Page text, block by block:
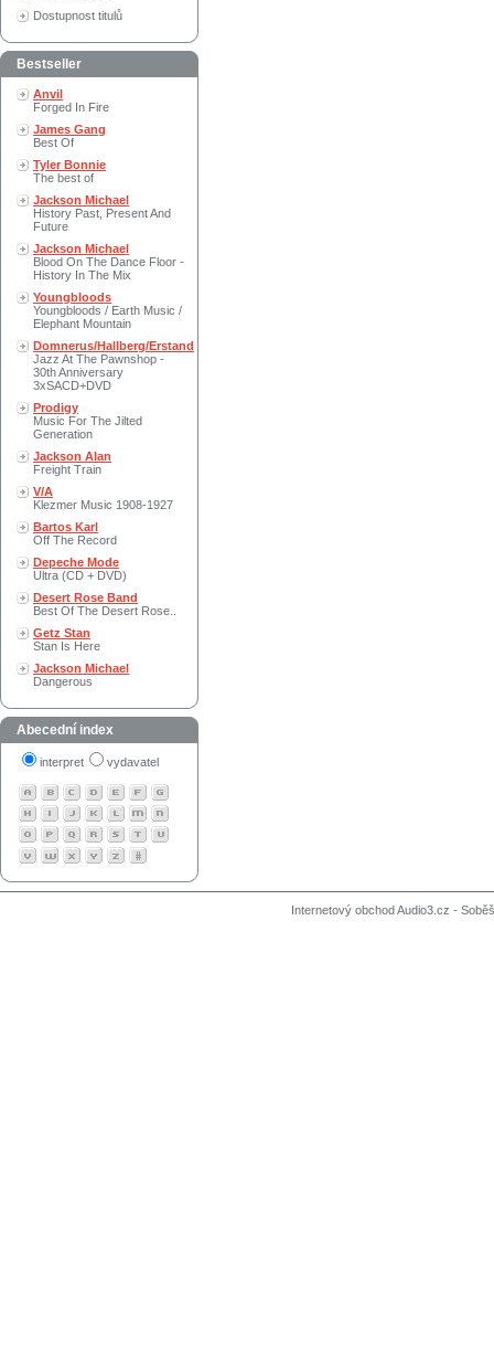
Dostupnost titulů
Bestseller
Anvil
Forged In Fire
James Gang
Best Of
Tyler Bonnie
The best of
Jackson Michael
History Past, Present And
Future
Jackson Michael
Blood On The Dance Floor -
History In The Mix
Youngbloods
Youngbloods / Earth Music /
Elephant Mountain
Domnerus/Hallberg/Erstand
Jazz At The Pawnshop -
30th Anniversary
3xSACD+DVD
Prodigy
Music For The Jilted
Generation
Jackson Alan
Freight Train
V/A
Klezmer Music 1908-1927
Bartos Karl
Off The Record
Depeche Mode
Ultra (CD + DVD)
Desert Rose Band
Best Of The Desert Rose..
Getz Stan
Stan Is Here
Jackson Michael
Dangerous
Abecední index
interpret vydavatel
Internetový obchod Audio3.cz -